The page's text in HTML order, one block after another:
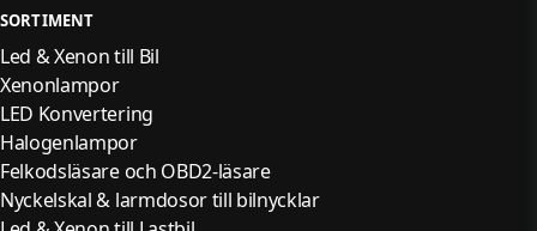
SORTIMENT
Led & Xenon till Bil
Xenonlampor
LED Konvertering
Halogenlampor
Felkodsläsare och OBD2-läsare
Nyckelskal & larmdosor till bilnycklar